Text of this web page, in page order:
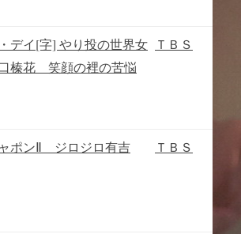
デイ[字] やり投の世界女
榛花 笑顔の裡の苦悩
ＴＢＳ
ポンⅡ ジロジロ有吉
ＴＢＳ